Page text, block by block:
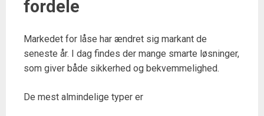
fordele
Markedet for låse har ændret sig markant de
seneste år. I dag findes der mange smarte løsninger,
som giver både sikkerhed og bekvemmelighed.
De mest almindelige typer er